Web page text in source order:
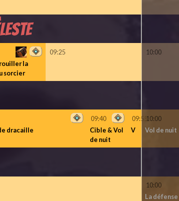
la
sorcier
09:25 10:00
dracaille
09:40
Cible & Vol
de nuit
09:55
V
10:00
Vol de nuit
10:00
La défense